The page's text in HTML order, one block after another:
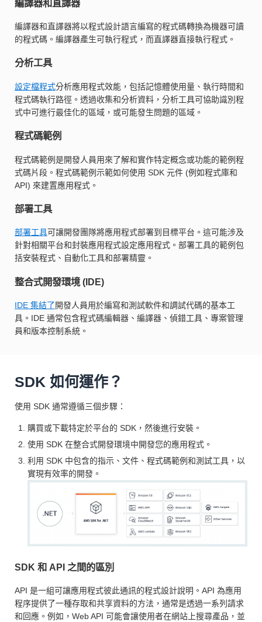
編譯器和直譯器
編譯器和直譯器將以程式設計語言編寫的程式碼轉換為機器可讀
的程式碼。編譯器產生可執行程式，而直譯器直接執行程式。
分析工具
設定檔程式分析應用程式效能，包括記憶體使用量、執行時間和
程式碼執行路徑。透過收集和分析資料，分析工具可協助識別程
式中可進行最佳化的區域，或可能發生問題的區域。
程式碼範例
程式碼範例是開發人員用來了解和實作特定概念或功能的範例程
式碼片段。程式碼範例示範如何使用 SDK 元件 (例如程式庫和
API) 來建置應用程式。
部署工具
部署工具可讓開發團隊將應用程式部署到目標平台。這可能涉及
針對相關平台和封裝應用程式設定應用程式。部署工具的範例包
括安裝程式、自動化工具和部署精靈。
整合式開發環境 (IDE)
IDE 集結了開發人員用於編寫和測試軟件和調試代碼的基本工
具。IDE 通常包含程式碼編輯器、編譯器、偵錯工具、專案管理
員和版本控制系統。
SDK 如何運作？
使用 SDK 通常遵循三個步驟：
購買或下載特定於平台的 SDK，然後進行安裝。
使用 SDK 在整合式開發環境中開發您的應用程式。
利用 SDK 中包含的指示、文件、程式碼範例和測試工具，以
實現有效率的開發。
SDK 和 API 之間的區別
API 是一組可讓應用程式彼此通訊的程式設計說明。API 為應用
程序提供了一種存取和共享資料的方法，通常是透過一系列請求
和回應。例如，Web API 可能會讓使用者在網站上搜尋產品，並